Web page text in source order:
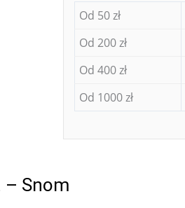
Od 50 zł
Od 200 zł
Od 400 zł
Od 1000 zł
– Snom